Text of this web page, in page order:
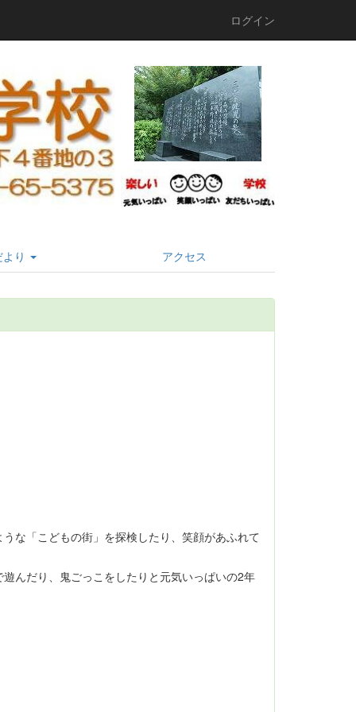
ログイン
り アクセス
な「こどもの街」を探検したり、笑顔があふれて
んだり、鬼ごっこをしたりと元気いっぱいの2年